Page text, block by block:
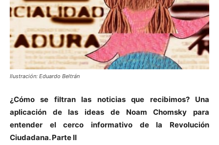
Ilustración: Eduardo Beltrán
¿Cómo se filtran las noticias que recibimos? Una
aplicación de las ideas de Noam Chomsky para
entender el cerco informativo de la Revolución
Ciudadana. Parte II